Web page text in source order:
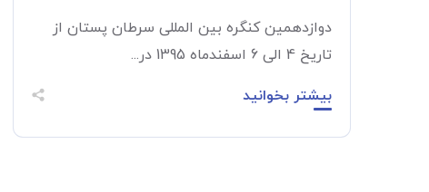
دوازدهمین کنگره بین المللی سرطان پستان از
تاریخ 4 الی 6 اسفند‌ماه 1395 در...
بیشتر بخوانید